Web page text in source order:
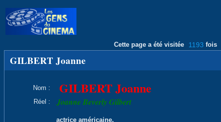
Cette page a été visitée 1193 fois
GILBERT Joanne
Nom : GILBERT Joanne
Réel : Joanne Beverly Gilbert
actrice américaine,